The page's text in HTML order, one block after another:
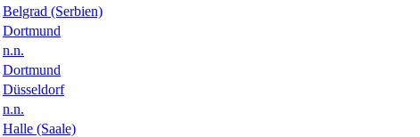
Belgrad (Serbien)
Dortmund
n.n.
Dortmund
Düsseldorf
n.n.
Halle (Saale)